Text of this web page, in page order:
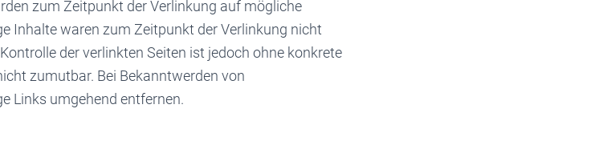
zum Zeitpunkt der Verlinkung auf mögliche
Inhalte waren zum Zeitpunkt der Verlinkung nicht
der verlinkten Seiten ist jedoch ohne konkrete
zumutbar. Bei Bekanntwerden von
Links umgehend entfernen.